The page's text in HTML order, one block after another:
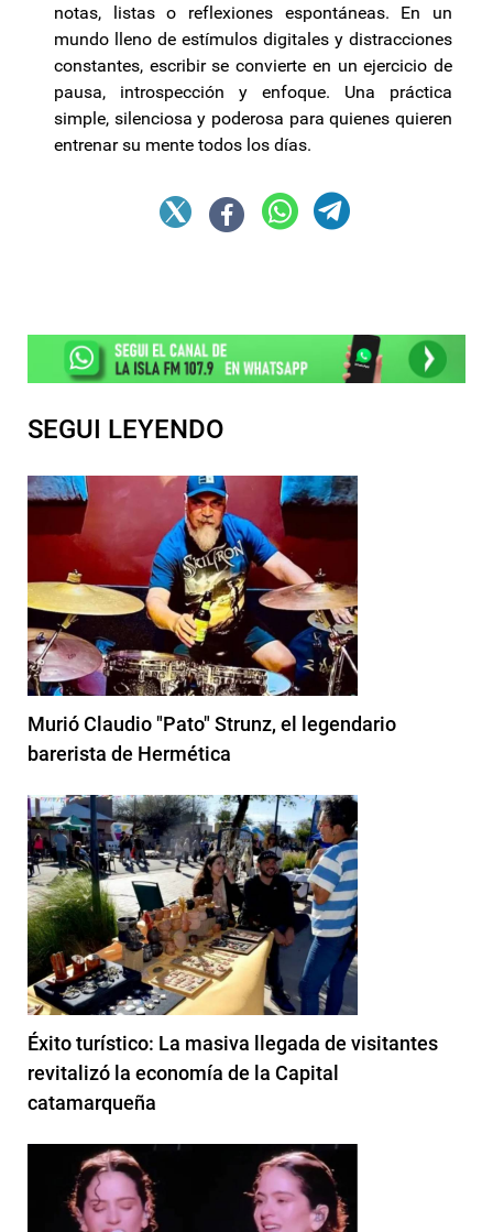
notas, listas o reflexiones espontáneas. En un
mundo lleno de estímulos digitales y distracciones
constantes, escribir se convierte en un ejercicio de
pausa, introspección y enfoque. Una práctica
simple, silenciosa y poderosa para quienes quieren
entrenar su mente todos los días.
SEGUI LEYENDO
Murió Claudio "Pato" Strunz, el legendario
barerista de Hermética
Éxito turístico: La masiva llegada de visitantes
revitalizó la economía de la Capital
catamarqueña